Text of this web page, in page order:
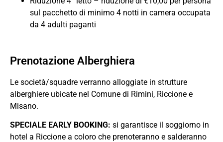
sul pacchetto di minimo 4 notti in camera occupata
da 4 adulti paganti
Prenotazione Alberghiera
Le società/squadre verranno alloggiate in strutture
alberghiere ubicate nel Comune di Rimini, Riccione e
Misano.
SPECIALE EARLY BOOKING: si garantisce il soggiorno in
hotel a Riccione a coloro che prenoteranno e salderanno